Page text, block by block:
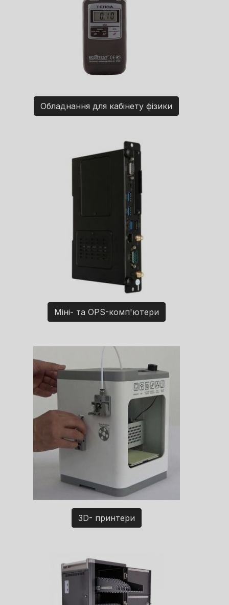
Обладнання для кабінету фізики
Міні- та OPS-комп'ютери
3D- принтери